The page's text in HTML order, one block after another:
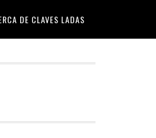
DE CLAVES LADAS